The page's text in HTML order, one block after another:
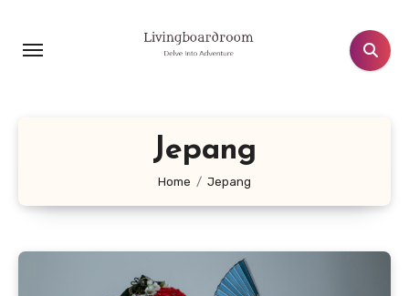
konten
Jepang
Home Jepang